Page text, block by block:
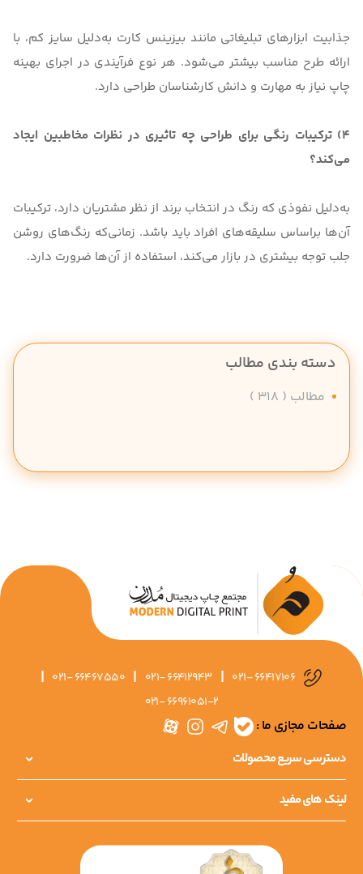
جذابیت ابزارهای تبلیغاتی مانند بیزینس کارت به‌دلیل سایز کم، با
ارائه طرح مناسب بیشتر می‌شود. هر نوع فرآیندی در اجرای بهینه
چاپ نیاز به مهارت و دانش کارشناسان طراحی دارد.
4) ترکیبات رنگی برای طراحی چه تاثیری در نظرات مخاطبین ایجاد
می‌کند؟
به‌دلیل نفوذی که رنگ در انتخاب برند از نظر مشتریان دارد، ترکیبات
آن‌ها براساس سلیقه‌های افراد باید باشد. زمانی‌که رنگ‌های روشن
جلب توجه بیشتری در بازار می‌کند، استفاده از آن‌ها ضرورت دارد.
دسته بندی مطالب
مطالب ( 318 )
021- 66417106
|
021- 66412943
|
021- 66467550
|
021- 66961051-2
صفحات مجازی ما :
دسترسی سریع محصولات
لینک های مفید